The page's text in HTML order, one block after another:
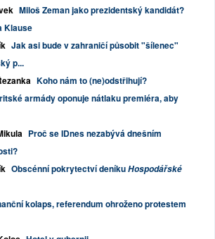
Miloš Zeman jako prezidentský kandidát?
Klause
Jak asi bude v zahraničí působit "šílenec"
p...
Koho nám to (ne)odstřihují?
armády oponuje nátlaku premiéra, aby
Proč se IDnes nezabývá dnešním
Obscénní pokrytectví deníkuHospodářské
kolaps, referendum ohroženo protestem